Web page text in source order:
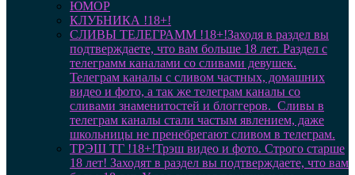
ЮМОР
КЛУБНИКА !18+!
СЛИВЫ ТЕЛЕГРАММ !18+!Заходя в раздел вы
подтверждаете, что вам больше 18 лет. Раздел с
телеграмм каналами со сливами девушек.
Телеграм каналы с сливом частных, домашних
видео и фото, а так же телеграм каналы со
сливами знаменитостей и блоггеров. Сливы в
телеграм каналы стали частым явлением, даже
школьницы не пренебрегают сливом в телеграм.
ТРЭШ ТГ !18+!Трэш видео и фото. Строго старше
18 лет! Заходят в раздел вы подтверждаете, что вам